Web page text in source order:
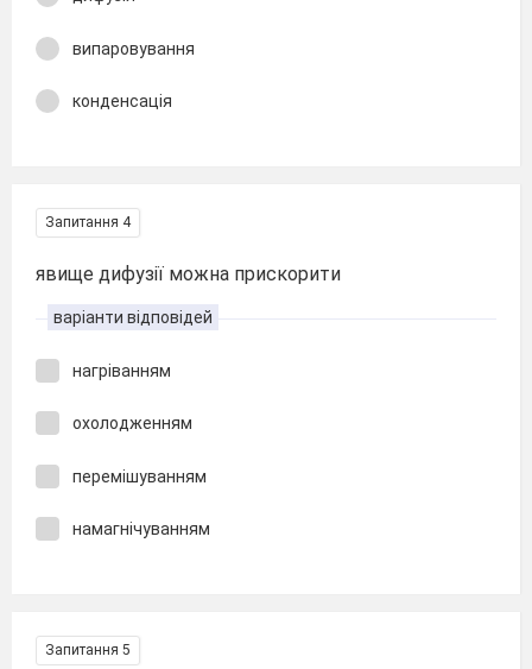
випаровування
конденсація
Запитання 4
явище дифузії можна прискорити
варіанти відповідей
нагріванням
охолодженням
перемішуванням
намагнічуванням
Запитання 5